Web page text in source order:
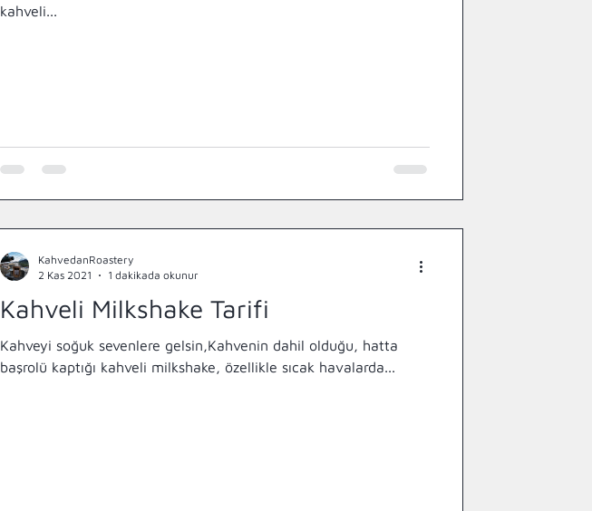
kahveli...
Kahveli Milkshake Tarifi
Kahveyi soğuk sevenlere gelsin,Kahvenin dahil olduğu, hatta
başrolü kaptığı kahveli milkshake, özellikle sıcak havalarda...
KahvedanRoastery
2 Kas 2021
1 dakikada okunur